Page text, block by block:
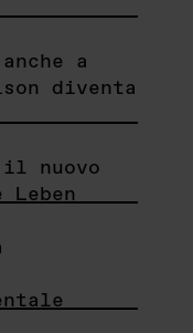
a
diventa
nuovo